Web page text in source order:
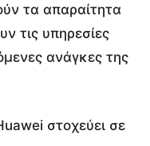
τα απαραίτητα
τις υπηρεσίες
ανάγκες της
στοχεύει σε